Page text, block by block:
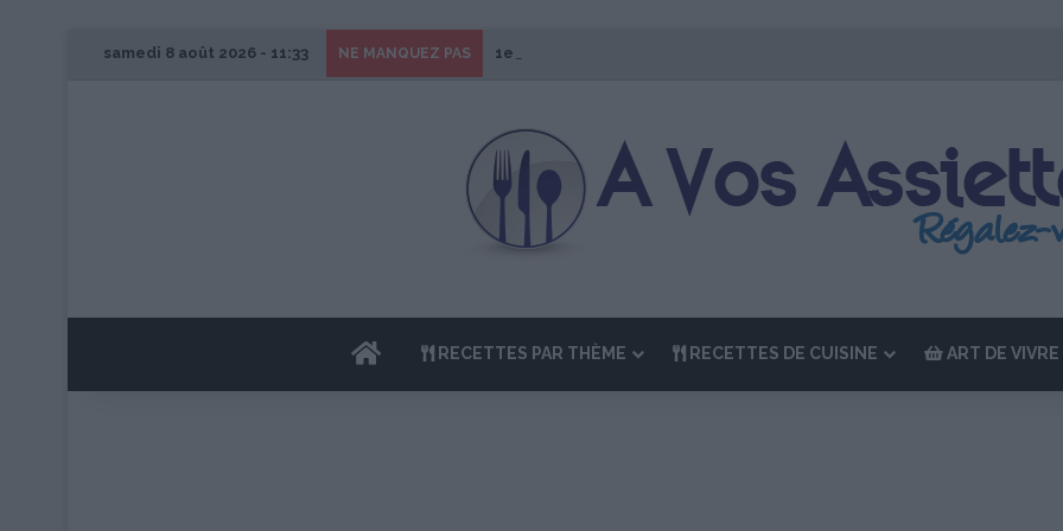
samedi 8 août 2026 - 11:33 NE MANQUEZ PAS 1er Édition de “La Semaine des Chefs” du 19 au 24 octobre 2026
ACCUEILRECETTES PAR THÈME RECETTES DE CUISINE ART DE VIVRE